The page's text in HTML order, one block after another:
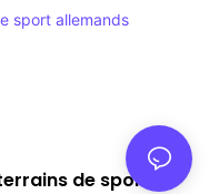
de sport